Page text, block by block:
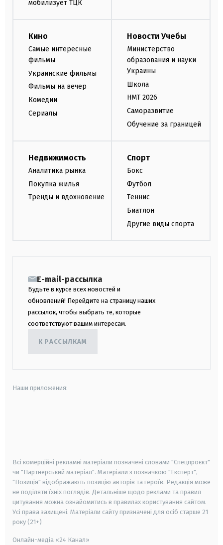
мобилизует ТЦК
Кино
Самые интересные
фильмы
Украинские фильмы
Фильмы на вечер
Комедии
Сериалы
Новости Учебы
Министерство
образования и науки
Украины
Школа
НМТ 2026
Саморазвитие
Обучение за границей
Недвижимость
Аналитика рынка
Покупка жилья
Тренды и вдохновение
Спорт
Бокс
Футбол
Теннис
Биатлон
Другие виды спорта
E-mail-рассылка
Будьте в курсе всех новостей и
обновлений! Перейдите на страницу наших
рассылок, чтобы выбрать те, которые
соответствуют вашим интересам.
К РАССЫЛКАМ
Наши приложения:
Всі комерційні рекламні матеріали позначені словами "Спецпроєкт"
чи "Партнерський матеріал". Матеріали з позначкою "Експерт",
"Позиція" відображають позицію авторів та героїв. Редакція може
не поділяти їхніх поглядів. Детальніше щодо реклами та правил
цитування можна ознайомитись в правилах користування сайтом.
Усі права захищені. Матеріали сайту призначені для осіб старше 21
року (21+)
Онлайн-медіа «24 Канал»